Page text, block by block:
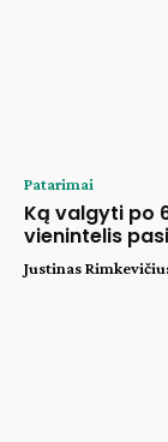
Patarimai
Ką valgyti po
vienintelis
Justinas